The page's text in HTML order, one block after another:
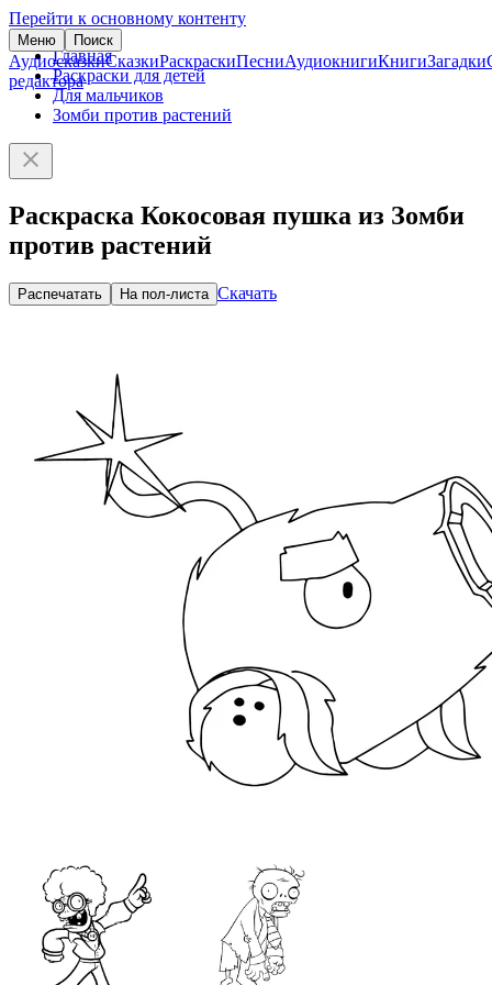
Перейти к основному контенту
Меню Поиск
АудиосказкиСказкиРаскраскиПесниАудиокнигиКнигиЗагадки
редактора
Главная
Раскраски для детей
Для мальчиков
Зомби против растений
Раскраска Кокосовая пушка из Зомби
против растений
Распечатать На пол-листа Скачать